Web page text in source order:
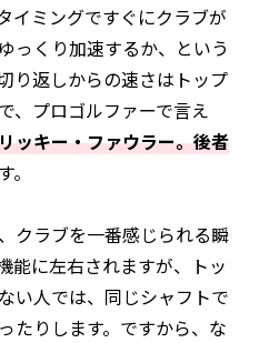
イミングですぐにクラブが
っくり加速するか、という
り返しからの速さはトップ
、プロゴルファーで言え
ッキー・ファウラー。後者
。
クラブを一番感じられる瞬
能に左右されますが、トッ
い人では、同じシャフトで
たりします。ですから、な